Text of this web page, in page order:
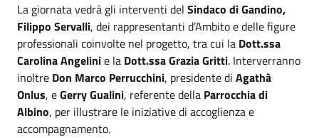
La giornata vedrà gli interventi del Sindaco di Gandino,
Filippo Servalli, dei rappresentanti d’Ambito e delle figure
professionali coinvolte nel progetto, tra cui la Dott.ssa
Carolina Angelinie la Dott.ssa Grazia Gritti. Interverranno
inoltre Don Marco Perrucchini, presidente di Agathà
Onlus, eGerry Gualini, referente della Parrocchia di
Albino, per illustrare le iniziative di accoglienza e
accompagnamento.